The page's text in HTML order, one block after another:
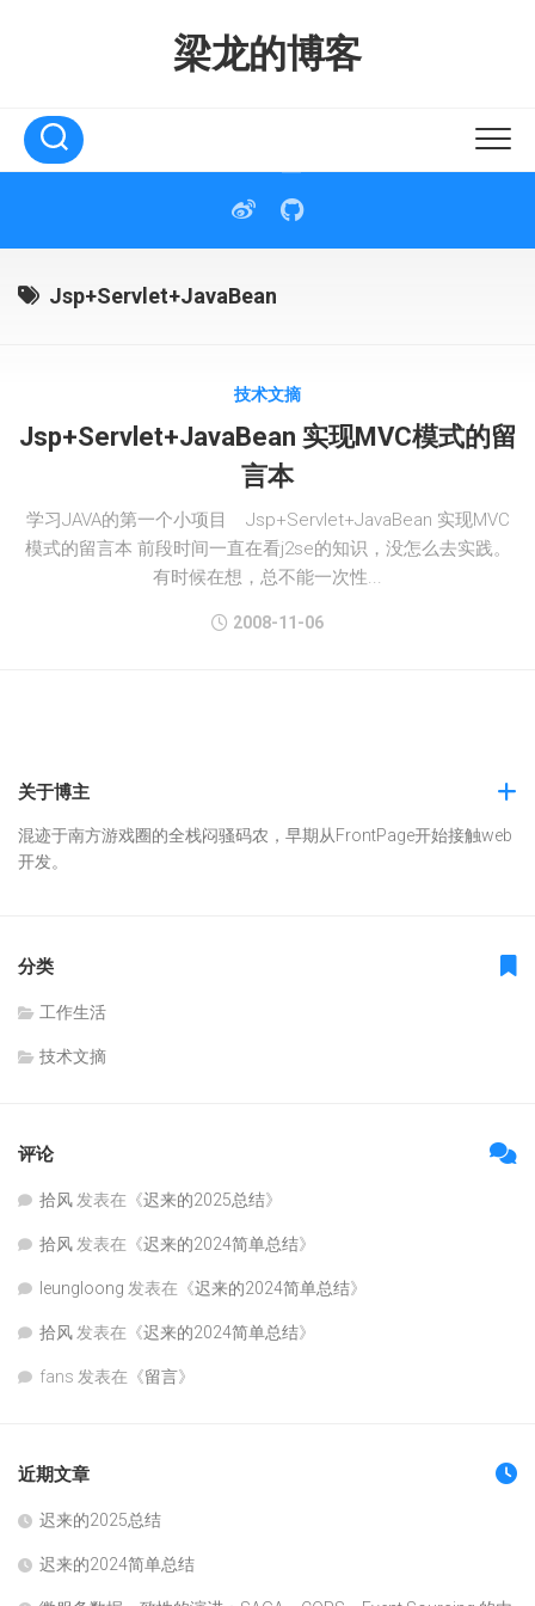
梁龙的博客
Jsp+Servlet+JavaBean
技术文摘
Jsp+Servlet+JavaBean 实现MVC模式的留
言本
学习JAVA的第一个小项目 Jsp+Servlet+JavaBean 实现MVC
模式的留言本 前段时间一直在看j2se的知识，没怎么去实践。
有时候在想，总不能一次性...
2008-11-06
关于博主
混迹于南方游戏圈的全栈闷骚码农，早期从FrontPage开始接触web
开发。
分类
工作生活
技术文摘
评论
拾风 发表在《迟来的2025总结》
拾风 发表在《迟来的2024简单总结》
leungloong 发表在《迟来的2024简单总结》
拾风 发表在《迟来的2024简单总结》
fans 发表在《留言》
近期文章
迟来的2025总结
迟来的2024简单总结